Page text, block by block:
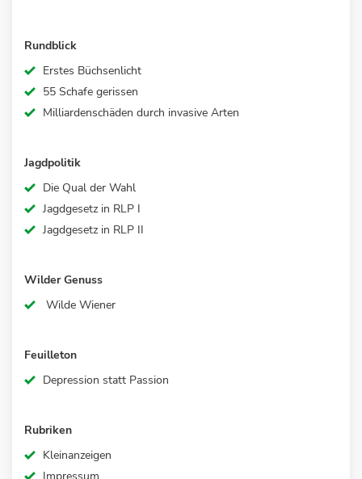
Rundblick
Erstes Büchsenlicht
55 Schafe gerissen
Milliardenschäden durch invasive Arten
Jagdpolitik
Die Qual der Wahl
Jagdgesetz in RLP I
Jagdgesetz in RLP II
Wilder Genuss
Wilde Wiener
Feuilleton
Depression statt Passion
Rubriken
Kleinanzeigen